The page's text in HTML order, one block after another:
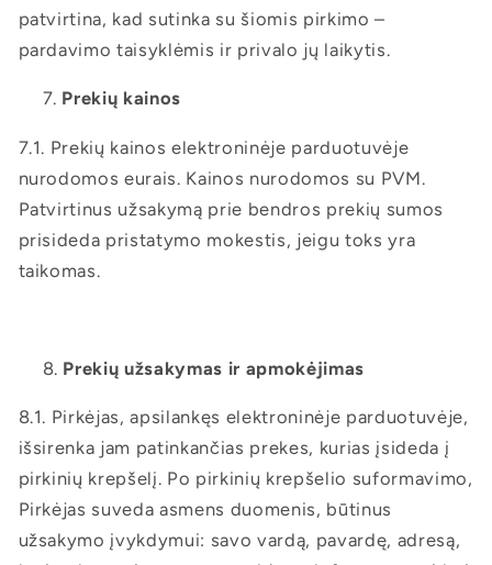
patvirtina, kad sutinka su šiomis pirkimo –
pardavimo taisyklėmis ir privalo jų laikytis.
Prekių kainos
7.1. Prekių kainos elektroninėje parduotuvėje
nurodomos eurais. Kainos nurodomos su PVM.
Patvirtinus užsakymą prie bendros prekių sumos
prisideda pristatymo mokestis, jeigu toks yra
taikomas.
Prekių užsakymas ir apmokėjimas
8.1. Pirkėjas, apsilankęs elektroninėje parduotuvėje,
išsirenka jam patinkančias prekes, kurias įsideda į
pirkinių krepšelį. Po pirkinių krepšelio suformavimo,
Pirkėjas suveda asmens duomenis, būtinus
užsakymo įvykdymui: savo vardą, pavardę, adresą,